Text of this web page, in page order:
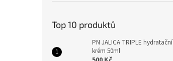
Top 10 produktů
PN JALICA TRIPLE hydratační
krém 50ml